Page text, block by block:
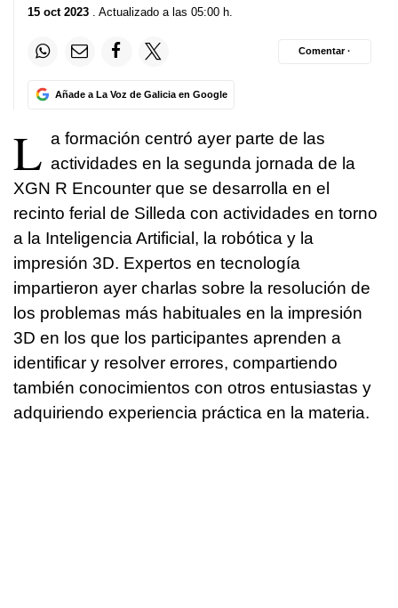
15 oct 2023 . Actualizado a las 05:00 h.
Añade a La Voz de Galicia en Google
Comentar ·
L a formación centró ayer parte de las
actividades en la segunda jornada de la
XGN R Encounter que se desarrolla en el
recinto ferial de Silleda con actividades en torno
a la Inteligencia Artificial, la robótica y la
impresión 3D. Expertos en tecnología
impartieron ayer charlas sobre la resolución de
los problemas más habituales en la impresión
3D en los que los participantes aprenden a
identificar y resolver errores, compartiendo
también conocimientos con otros entusiastas y
adquiriendo experiencia práctica en la materia.